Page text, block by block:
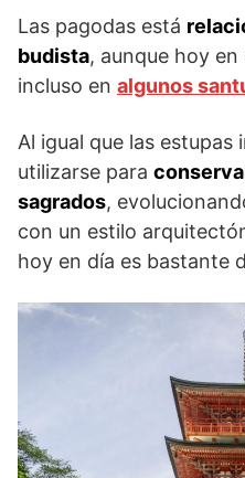
Las pagodas está
budista, aunque hoy
incluso en algunos
Al igual que las estupas
utilizarse para
sagrados,
con un estilo
hoy en día es bastante